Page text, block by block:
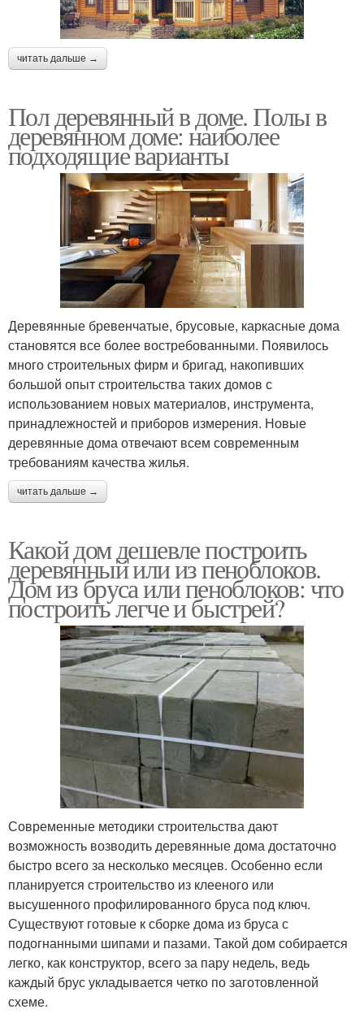
читать дальше →
Пол деревянный в доме. Полы в
деревянном доме: наиболее
подходящие варианты
Деревянные бревенчатые, брусовые, каркасные дома
становятся все более востребованными. Появилось
много строительных фирм и бригад, накопивших
большой опыт строительства таких домов с
использованием новых материалов, инструмента,
принадлежностей и приборов измерения. Новые
деревянные дома отвечают всем современным
требованиям качества жилья.
читать дальше →
Какой дом дешевле построить
деревянный или из пеноблоков.
Дом из бруса или пеноблоков: что
построить легче и быстрей?
Современные методики строительства дают
возможность возводить деревянные дома достаточно
быстро всего за несколько месяцев. Особенно если
планируется строительство из клееного или
высушенного профилированного бруса под ключ.
Существуют готовые к сборке дома из бруса с
подогнанными шипами и пазами. Такой дом собирается
легко, как конструктор, всего за пару недель, ведь
каждый брус укладывается четко по заготовленной
схеме.